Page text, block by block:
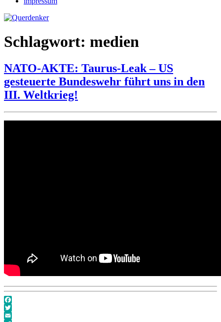
Schlagwort: medien
NATO-AKTE: Taurus-Leak – US
gesteuerte Bundeswehr führt uns in den
III. Weltkrieg!
Facebook
Twitter